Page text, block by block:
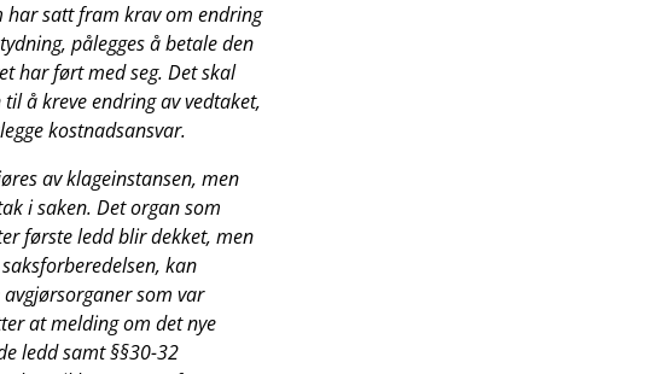
har satt fram krav om endring
pålegges å betale den
har ført med seg. Det skal
å kreve endring av vedtaket,
kostnadsansvar.
av klageinstansen, men
i saken. Det organ som
første ledd blir dekket, men
kan
som var
at melding om det nye
ledd samt §§30-32